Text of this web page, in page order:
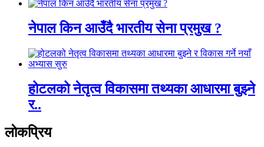
नेपाल किन आउँदै भारतीय सेना प्रमुख ?
होटलको नेतृत्व विकासमा तथ्यका आधारमा बुझ्ने
र..
लाेकप्रिय